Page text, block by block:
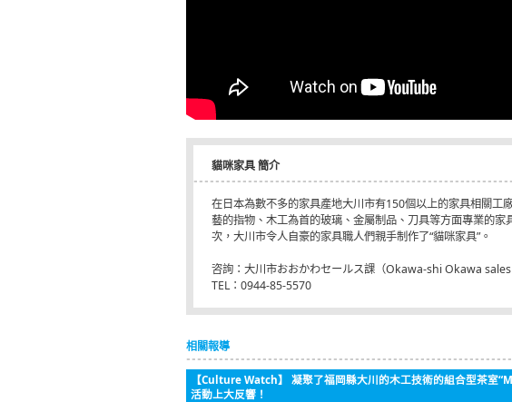
貓咪家具 簡介
在日本為數不多的家具產地大川市有150個以上的家具相關工
藝的指物、木工為首的玻璃、金屬制品、刀具等方面專業的家
次，大川市令人自豪的家具職人們親手制作了“貓咪家具”。
咨詢：大川市おおかわセールス課（Okawa-shi Okawa sales
TEL：0944-85-5570
相關報導
【Culture Watch】 凝聚了福岡縣大川的木工技術的組合型茶室
活動上大反響！